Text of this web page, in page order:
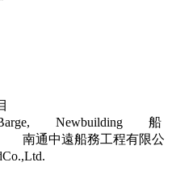
項目
Newbuilding 船
通中遠船務工程有限公